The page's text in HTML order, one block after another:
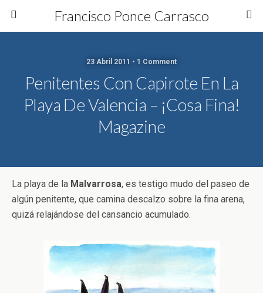
Francisco Ponce Carrasco
23 Abril 2011 • 1 Comment
Penitentes Con Capirote En La
Playa De Valencia – ¡Cosa Fina!
Magazine
La playa de la Malvarrosa, es testigo mudo del paseo de
algún penitente, que camina descalzo sobre la fina arena,
quizá relajándose del cansancio acumulado.